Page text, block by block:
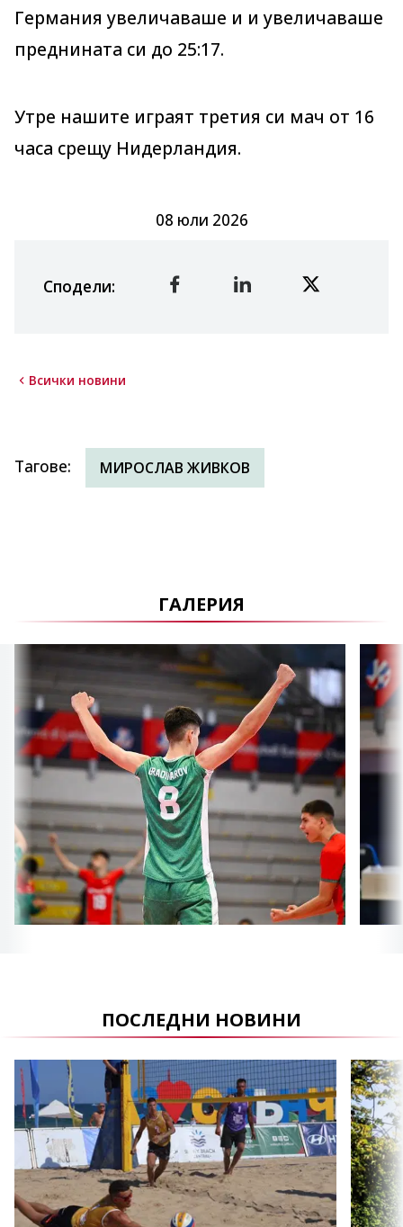
Германия увеличаваше и и увеличаваше
преднината си до 25:17.
Утре нашите играят третия си мач от 16
часа срещу Нидерландия.
08 юли 2026
Сподели:
Всички новини
Тагове: МИРОСЛАВ ЖИВКОВ
ГАЛЕРИЯ
ПОСЛЕДНИ НОВИНИ